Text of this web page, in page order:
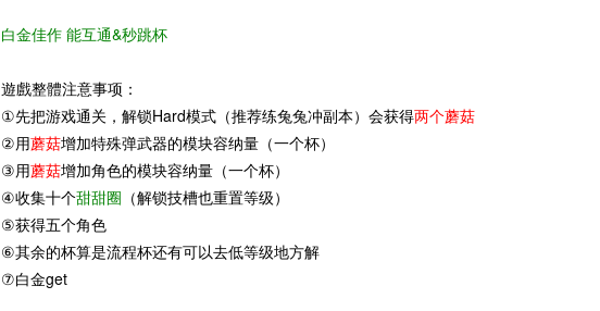
白金佳作 能互通&秒跳杯
遊戲整體注意事项：
①先把游戏通关，解锁Hard模式（推荐练兔兔冲副本）会获得两个蘑菇
②用蘑菇增加特殊弹武器的模块容纳量（一个杯）
③用蘑菇增加角色的模块容纳量（一个杯）
④收集十个甜甜圈 （解锁技槽也重置等级）
⑤获得五个角色
⑥其余的杯算是流程杯还有可以去低等级地方解
⑦白金get